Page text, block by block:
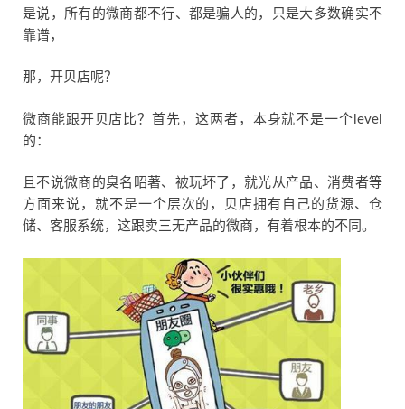
是说，所有的微商都不行、都是骗人的，只是大多数确实不
靠谱，
那，开贝店呢？
微商能跟开贝店比？首先，这两者，本身就不是一个level
的：
且不说微商的臭名昭著、被玩坏了，就光从产品、消费者等
方面来说，就不是一个层次的，贝店拥有自己的货源、仓
储、客服系统，这跟卖三无产品的微商，有着根本的不同。